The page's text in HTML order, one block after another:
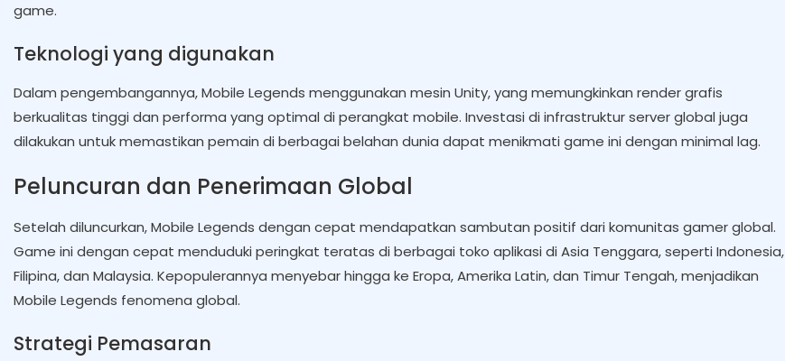
game.
Teknologi yang digunakan
Dalam pengembangannya, Mobile Legends menggunakan mesin Unity, yang memungkinkan render grafis
berkualitas tinggi dan performa yang optimal di perangkat mobile. Investasi di infrastruktur server global juga
dilakukan untuk memastikan pemain di berbagai belahan dunia dapat menikmati game ini dengan minimal lag.
Peluncuran dan Penerimaan Global
Setelah diluncurkan, Mobile Legends dengan cepat mendapatkan sambutan positif dari komunitas gamer global.
Game ini dengan cepat menduduki peringkat teratas di berbagai toko aplikasi di Asia Tenggara, seperti Indonesia,
Filipina, dan Malaysia. Kepopulerannya menyebar hingga ke Eropa, Amerika Latin, dan Timur Tengah, menjadikan
Mobile Legends fenomena global.
Strategi Pemasaran